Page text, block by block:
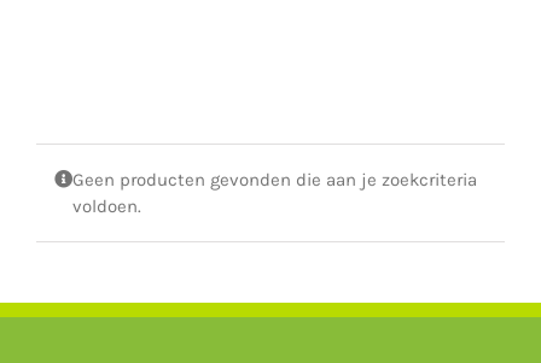
Geen producten gevonden die aan je zoekcriteria
voldoen.